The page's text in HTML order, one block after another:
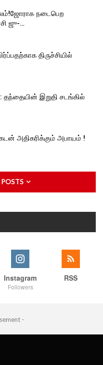
நடைபெற
ஜு-…
திருச்சியில்
தந்தையின் இறுதி சடங்கில்
அதிகரிக்கும் அபாயம் !
Instagram
Followers
RSS